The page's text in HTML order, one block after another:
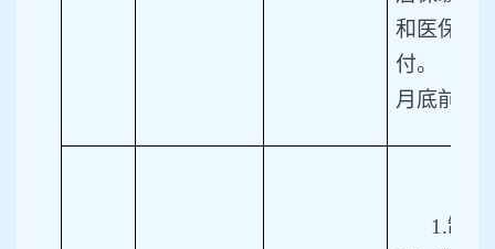
和医保支
付。（11
月底前）
1.制